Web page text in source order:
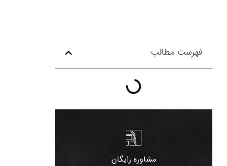
فهرست مطالب
021-82804347
مشاوره رایگان